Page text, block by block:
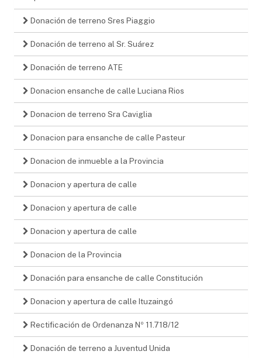
Donación de terreno Sres Piaggio
Donación de terreno al Sr. Suárez
Donación de terreno ATE
Donacion ensanche de calle Luciana Rios
Donacion de terreno Sra Caviglia
Donacion para ensanche de calle Pasteur
Donacion de inmueble a la Provincia
Donacion y apertura de calle
Donacion y apertura de calle
Donacion y apertura de calle
Donacion de la Provincia
Donación para ensanche de calle Constitución
Donacion y apertura de calle Ituzaingó
Rectificación de Ordenanza Nº 11.718/12
Donación de terreno a Juventud Unida